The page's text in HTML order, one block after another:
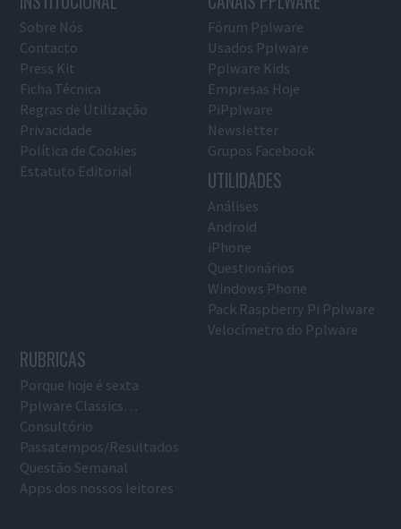
Sobre Nós
Contacto
Press Kit
Ficha Técnica
Regras de Utilização
Privacidade
Política de Cookies
Estatuto Editorial
Fórum Pplware
Usados Pplware
Pplware Kids
Empresas Hoje
PiPplware
Newsletter
Grupos Facebook
UTILIDADES
Análises
Android
iPhone
Questionários
Windows Phone
Pack Raspberry Pi Pplware
Velocímetro do Pplware
RUBRICAS
Porque hoje é sexta
Pplware Classics…
Consultório
Passatempos/Resultados
Questão Semanal
Apps dos nossos leitores